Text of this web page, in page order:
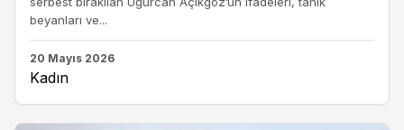
beyanları ve...
20 Mayıs 2026
Kadın